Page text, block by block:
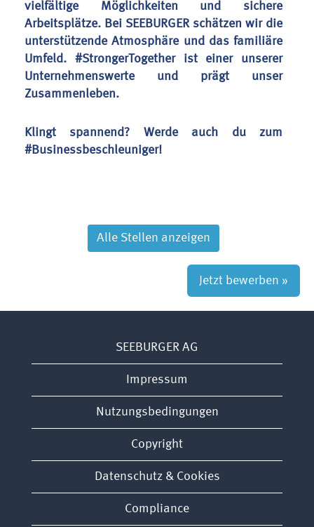
vielfältige Möglichkeiten und sichere
Arbeitsplätze. Bei SEEBURGER schätzen wir die
unterstützende Atmosphäre und das familiäre
Umfeld. #StrongerTogether ist einer unserer
Unternehmenswerte und prägt unser
Zusammenleben.
Klingt spannend? Werde auch du zum
#Businessbeschleuniger!
Alle Stellen anzeigen
Jetzt bewerben »
SEEBURGER AG
Impressum
Nutzungsbedingungen
Copyright
Datenschutz & Cookies
Compliance